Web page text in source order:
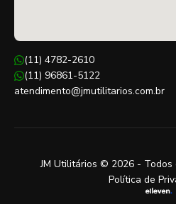
(11) 4782-2610
(11) 96861-5122
atendimento@jmutilitarios.com.br
JM Utilitários © 2026 - Todos
Política de